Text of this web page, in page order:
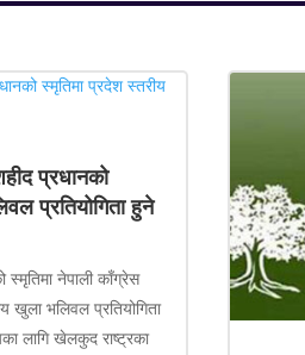
प्रधानको
प्रतियोगिता हुने
स्मृतिमा नेपाली काँग्रेस
खुला भलिवल प्रतियोगिता
लागि खेलकुद राष्ट्रका